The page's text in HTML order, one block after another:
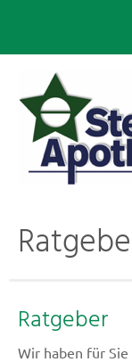
Ratgeber
Wir haben für